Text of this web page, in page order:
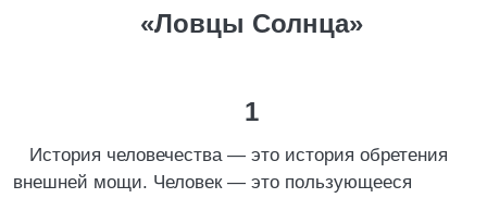
«Ловцы Солнца»
1
История человечества — это история обретения
внешней мощи. Человек — это пользующееся